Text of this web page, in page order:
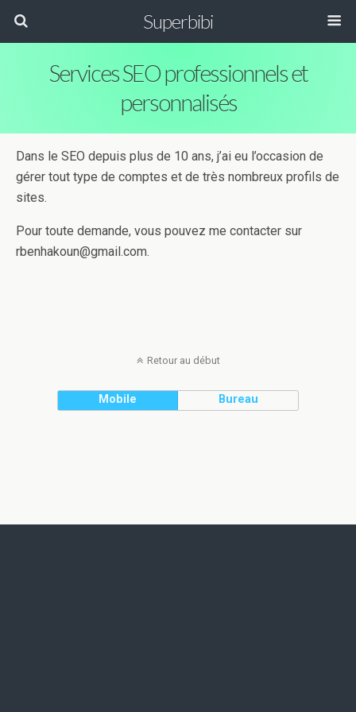
Superbibi
Services SEO professionnels et
personnalisés
Dans le SEO depuis plus de 10 ans, j’ai eu l’occasion de
gérer tout type de comptes et de très nombreux profils de
sites.
Pour toute demande, vous pouvez me contacter sur
rbenhakoun@gmail.com.
Retour au début
Mobile Bureau